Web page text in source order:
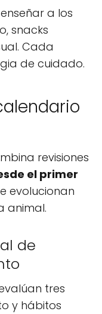
a los
snacks
Cada
de cuidado.
revisiones
el primer
evolucionan
animal.
de
tres
y hábitos